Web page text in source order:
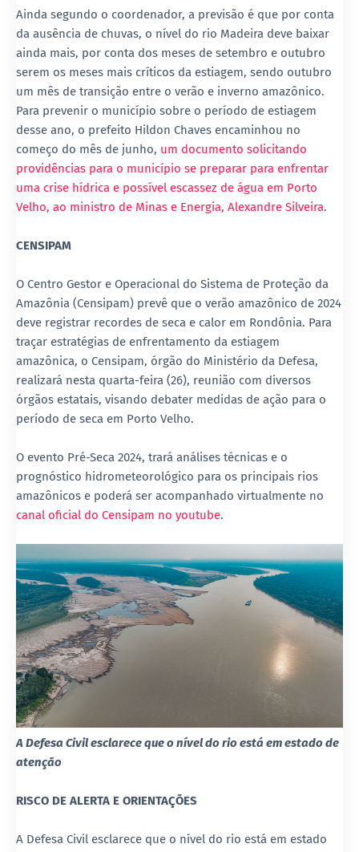
Ainda segundo o coordenador, a previsão é que por conta
da ausência de chuvas, o nível do rio Madeira deve baixar
ainda mais, por conta dos meses de setembro e outubro
serem os meses mais críticos da estiagem, sendo outubro
um mês de transição entre o verão e inverno amazônico.
Para prevenir o município sobre o período de estiagem
desse ano, o prefeito Hildon Chaves encaminhou no
começo do mês de junho, um documento solicitando
providências para o município se preparar para enfrentar
uma crise hídrica e possível escassez de água em Porto
Velho, ao ministro de Minas e Energia, Alexandre Silveira.
CENSIPAM
O Centro Gestor e Operacional do Sistema de Proteção da
Amazônia (Censipam) prevê que o verão amazônico de 2024
deve registrar recordes de seca e calor em Rondônia. Para
traçar estratégias de enfrentamento da estiagem
amazônica, o Censipam, órgão do Ministério da Defesa,
realizará nesta quarta-feira (26), reunião com diversos
órgãos estatais, visando debater medidas de ação para o
período de seca em Porto Velho.
O evento Pré-Seca 2024, trará análises técnicas e o
prognóstico hidrometeorológico para os principais rios
amazônicos e poderá ser acompanhado virtualmente no
canal oficial do Censipam no youtube.
A Defesa Civil esclarece que o nível do rio está em estado de
atenção
RISCO DE ALERTA E ORIENTAÇÕES
A Defesa Civil esclarece que o nível do rio está em estado